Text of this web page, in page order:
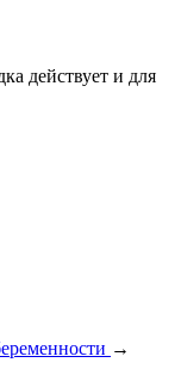
действует и для
→